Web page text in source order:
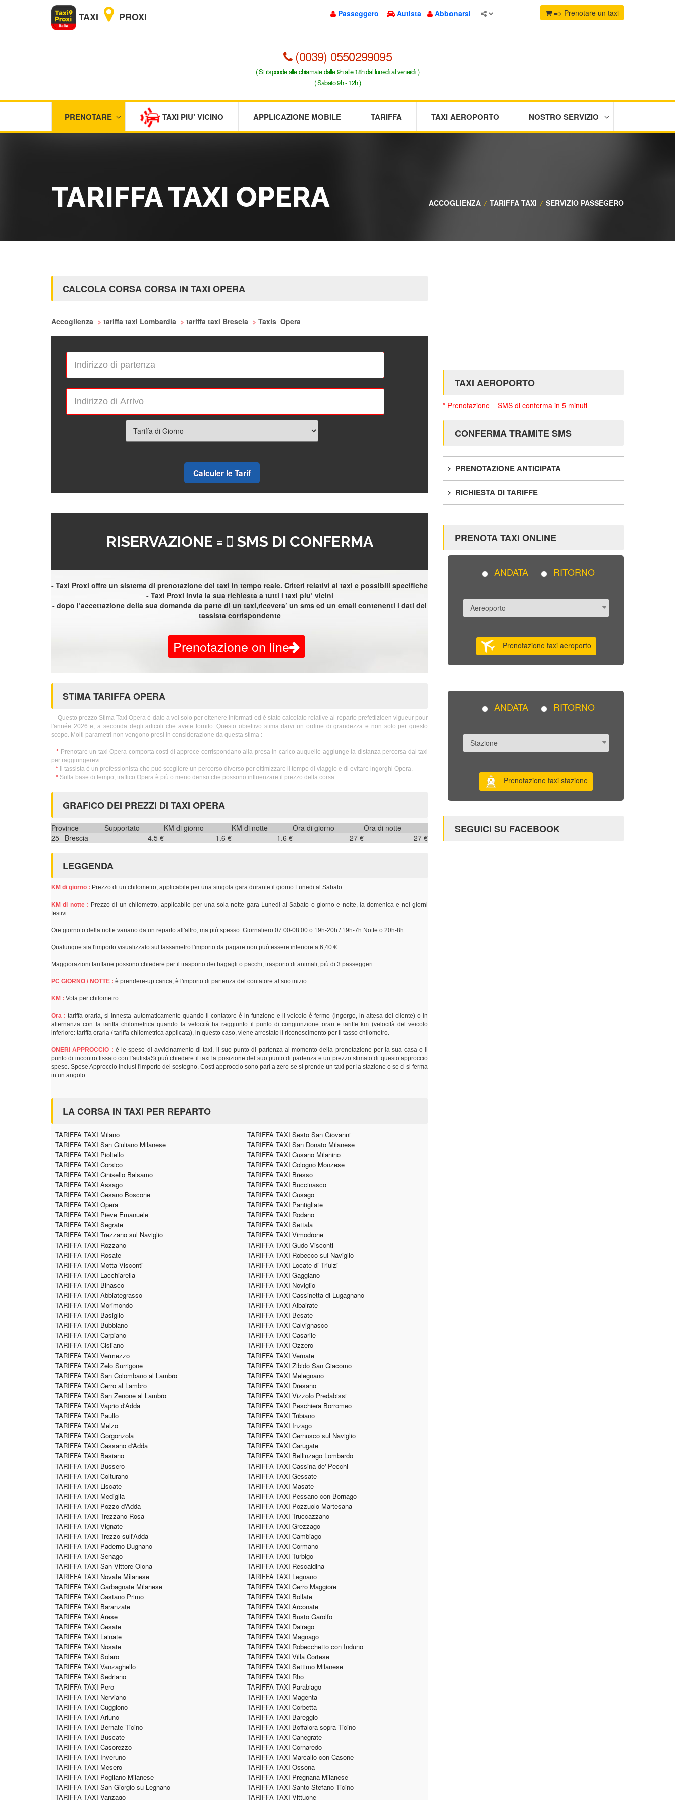
TAXI PROXI Passeggero Autista Abbonarsi => Prenotare un taxi
(0039) 0550299095
( Si risponde alle chiamate dalle 9h alle 18h dal lunedì al venerdì )
( Sabato 9h - 12h )
PRENOTARE TAXI PIU’ VICINO APPLICAZIONE MOBILE TARIFFA TAXI AEROPORTO NOSTRO SERVIZIO
TARIFFA TAXI OPERA ACCOGLIENZA / TARIFFA TAXI / SERVIZIO PASSEGERO
CALCOLA CORSA CORSA IN TAXI OPERA
Accoglienza > tariffa taxi Lombardia > tariffa taxi Brescia > Taxis Opera
Calculer le Tarif
RISERVAZIONE = SMS DI CONFERMA
- Taxi Proxi offre un sistema di prenotazione del taxi in tempo reale. Criteri relativi al taxi e possibili specifiche
- Taxi Proxi invia la sua richiesta a tutti i taxi piu’ vicini
- dopo l’accettazione della sua domanda da parte di un taxi,ricevera’ un sms ed un email contenenti i dati del
tassista corrispondente
Prenotazione on line
STIMA TARIFFA OPERA
Questo prezzo Stima Taxi Opera è dato a voi solo per ottenere informati ed è stato calcolato relative al reparto prefettizioen vigueur pour
l'année 2026 e, a seconda degli articoli che avete fornito. Questo obiettivo stima darvi un ordine di grandezza e non solo per questo
scopo. Molti parametri non vengono presi in considerazione da questa stima :
* Prenotare un taxi Opera comporta costi di approce corrispondano alla presa in carico auquelle aggiunge la distanza percorsa dal taxi
per raggiungerevi.
* Il tassista è un professionista che può scegliere un percorso diverso per ottimizzare il tempo di viaggio e di evitare ingorghi Opera.
* Sulla base di tempo, traffico Opera è più o meno denso che possono influenzare il prezzo della corsa.
GRAFICO DEI PREZZI DI TAXI OPERA
Province Supportato KM di giorno KM di notte Ora di giorno
Ora di notte
25
Brescia 4.5 € 1.6 € 1.6 € 27 € 27 €
LEGGENDA
KM di giorno : Prezzo di un chilometro, applicabile per una singola gara durante il giorno Lunedi al Sabato.
KM di notte : Prezzo di un chilometro, applicabile per una sola notte gara Lunedi al Sabato o giorno e notte, la domenica e nei giorni
festivi.
Ore giorno o della notte variano da un reparto all'altro, ma più spesso: Giornaliero 07:00-08:00 o 19h-20h / 19h-7h Notte o 20h-8h
Qualunque sia l'importo visualizzato sul tassametro l'importo da pagare non può essere inferiore a 6,40 €
Maggiorazioni tariffarie possono chiedere per il trasporto dei bagagli o pacchi, trasporto di animali, più di 3 passeggeri.
PC GIORNO / NOTTE : è prendere-up carica, è l'importo di partenza del contatore al suo inizio.
KM : Vota per chilometro
Ora : tariffa oraria, si innesta automaticamente quando il contatore è in funzione e il veicolo è fermo (ingorgo, in attesa del cliente) o in
alternanza con la tariffa chilometrica quando la velocità ha raggiunto il punto di congiunzione orari e tariffe km (velocità del veicolo
inferiore: tariffa oraria / tariffa chilometrica applicata), in questo caso, viene arrestato il riconoscimento per il tasso chilometro.
ONERI APPROCCIO : è le spese di avvicinamento di taxi, il suo punto di partenza al momento della prenotazione per la sua casa o il
punto di incontro fissato con l'autistaSi può chiedere il taxi la posizione del suo punto di partenza e un prezzo stimato di questo approccio
spese. Spese Approccio inclusi l'importo del sostegno. Costi approccio sono pari a zero se si prende un taxi per la stazione o se ci si ferma
in un angolo.
LA CORSA IN TAXI PER REPARTO
TARIFFA TAXI Milano
TARIFFA TAXI Sesto San Giovanni
TARIFFA TAXI San Giuliano Milanese
TARIFFA TAXI San Donato Milanese
TARIFFA TAXI Pioltello
TARIFFA TAXI Cusano Milanino
TARIFFA TAXI Corsico
TARIFFA TAXI Cologno Monzese
TARIFFA TAXI Cinisello Balsamo
TARIFFA TAXI Bresso
TARIFFA TAXI Assago
TARIFFA TAXI Buccinasco
TARIFFA TAXI Cesano Boscone
TARIFFA TAXI Cusago
TARIFFA TAXI Opera
TARIFFA TAXI Pantigliate
TARIFFA TAXI Pieve Emanuele
TARIFFA TAXI Rodano
TARIFFA TAXI Segrate
TARIFFA TAXI Settala
TARIFFA TAXI Trezzano sul Naviglio
TARIFFA TAXI Vimodrone
TARIFFA TAXI Rozzano
TARIFFA TAXI Gudo Visconti
TARIFFA TAXI Rosate
TARIFFA TAXI Robecco sul Naviglio
TARIFFA TAXI Motta Visconti
TARIFFA TAXI Locate di Triulzi
TARIFFA TAXI Lacchiarella
TARIFFA TAXI Gaggiano
TARIFFA TAXI Binasco
TARIFFA TAXI Noviglio
TARIFFA TAXI Abbiategrasso
TARIFFA TAXI Cassinetta di Lugagnano
TARIFFA TAXI Morimondo
TARIFFA TAXI Albairate
TARIFFA TAXI Basiglio
TARIFFA TAXI Besate
TARIFFA TAXI Bubbiano
TARIFFA TAXI Calvignasco
TARIFFA TAXI Carpiano
TARIFFA TAXI Casarile
TARIFFA TAXI Cisliano
TARIFFA TAXI Ozzero
TARIFFA TAXI Vermezzo
TARIFFA TAXI Vernate
TARIFFA TAXI Zelo Surrigone
TARIFFA TAXI Zibido San Giacomo
TARIFFA TAXI San Colombano al Lambro
TARIFFA TAXI Melegnano
TARIFFA TAXI Cerro al Lambro
TARIFFA TAXI Dresano
TARIFFA TAXI San Zenone al Lambro
TARIFFA TAXI Vizzolo Predabissi
TARIFFA TAXI Vaprio d'Adda
TARIFFA TAXI Peschiera Borromeo
TARIFFA TAXI Paullo
TARIFFA TAXI Tribiano
TARIFFA TAXI Melzo
TARIFFA TAXI Inzago
TARIFFA TAXI Gorgonzola
TARIFFA TAXI Cernusco sul Naviglio
TARIFFA TAXI Cassano d'Adda
TARIFFA TAXI Carugate
TARIFFA TAXI Basiano
TARIFFA TAXI Bellinzago Lombardo
TARIFFA TAXI Bussero
TARIFFA TAXI Cassina de' Pecchi
TARIFFA TAXI Colturano
TARIFFA TAXI Gessate
TARIFFA TAXI Liscate
TARIFFA TAXI Masate
TARIFFA TAXI Mediglia
TARIFFA TAXI Pessano con Bornago
TARIFFA TAXI Pozzo d'Adda
TARIFFA TAXI Pozzuolo Martesana
TARIFFA TAXI Trezzano Rosa
TARIFFA TAXI Truccazzano
TARIFFA TAXI Vignate
TARIFFA TAXI Grezzago
TARIFFA TAXI Trezzo sull'Adda
TARIFFA TAXI Cambiago
TARIFFA TAXI Paderno Dugnano
TARIFFA TAXI Cormano
TARIFFA TAXI Senago
TARIFFA TAXI Turbigo
TARIFFA TAXI San Vittore Olona
TARIFFA TAXI Rescaldina
TARIFFA TAXI Novate Milanese
TARIFFA TAXI Legnano
TARIFFA TAXI Garbagnate Milanese
TARIFFA TAXI Cerro Maggiore
TARIFFA TAXI Castano Primo
TARIFFA TAXI Bollate
TARIFFA TAXI Baranzate
TARIFFA TAXI Arconate
TARIFFA TAXI Arese
TARIFFA TAXI Busto Garolfo
TARIFFA TAXI Cesate
TARIFFA TAXI Dairago
TARIFFA TAXI Lainate
TARIFFA TAXI Magnago
TARIFFA TAXI Nosate
TARIFFA TAXI Robecchetto con Induno
TARIFFA TAXI Solaro
TARIFFA TAXI Villa Cortese
TARIFFA TAXI Vanzaghello
TARIFFA TAXI Settimo Milanese
TARIFFA TAXI Sedriano
TARIFFA TAXI Rho
TARIFFA TAXI Pero
TARIFFA TAXI Parabiago
TARIFFA TAXI Nerviano
TARIFFA TAXI Magenta
TARIFFA TAXI Cuggiono
TARIFFA TAXI Corbetta
TARIFFA TAXI Arluno
TARIFFA TAXI Bareggio
TARIFFA TAXI Bernate Ticino
TARIFFA TAXI Boffalora sopra Ticino
TARIFFA TAXI Buscate
TARIFFA TAXI Canegrate
TARIFFA TAXI Casorezzo
TARIFFA TAXI Cornaredo
TARIFFA TAXI Inveruno
TARIFFA TAXI Marcallo con Casone
TARIFFA TAXI Mesero
TARIFFA TAXI Ossona
TARIFFA TAXI Pogliano Milanese
TARIFFA TAXI Pregnana Milanese
TARIFFA TAXI San Giorgio su Legnano
TARIFFA TAXI Santo Stefano Ticino
TARIFFA TAXI Vanzago
TARIFFA TAXI Vittuone
TAXI AEROPORTO
* Prenotazione = SMS di conferma in 5 minuti
CONFERMA TRAMITE SMS
PRENOTAZIONE ANTICIPATA
RICHIESTA DI TARIFFE
PRENOTA TAXI ONLINE
ANDATA RITORNO
Prenotazione taxi aeroporto
ANDATA RITORNO
Prenotazione taxi stazione
SEGUICI SU FACEBOOK